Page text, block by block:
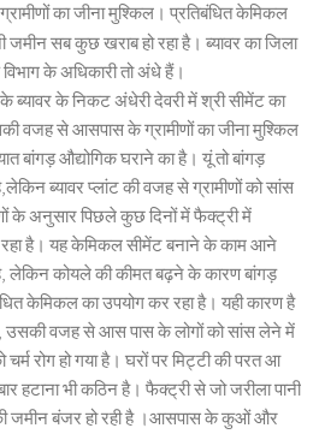
का जीना मुश्किल। प्रतिबंधित केमिकल
जमीन सब कुछ खराब हो रहा है। ब्यावर का जिला
के अधिकारी तो अंधे हैं।
ब्यावर के निकट अंधेरी देवरी में श्री सीमेंट का
वजह से आसपास के ग्रामीणों का जीना मुश्किल
बांगड़ औद्योगिक घराने का है। यूं तो बांगड़
ब्यावर प्लांट की वजह से ग्रामीणों को सांस
के अनुसार पिछले कुछ दिनों में फैक्ट्री में
रहा है। यह केमिकल सीमेंट बनाने के काम आने
है, लेकिन कोयले की कीमत बढ़ने के कारण बांगड़
केमिकल का उपयोग कर रहा है। यही कारण है
उसकी वजह से आस पास के लोगों को सांस लेने में
चर्म रोग हो गया है। घरों पर मिट्टी की परत आ
हटाना भी कठिन है। फैक्ट्री से जो जरीला पानी
जमीन बंजर हो रही है ।आसपास के कुओं और